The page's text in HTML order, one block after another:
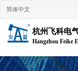
杭州飞科电
Hangzhou Feike
首页
走进飞科
→ 公司简介
简体中文